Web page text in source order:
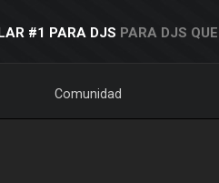
#1 PARA DJS PARA DJS
Comunidad